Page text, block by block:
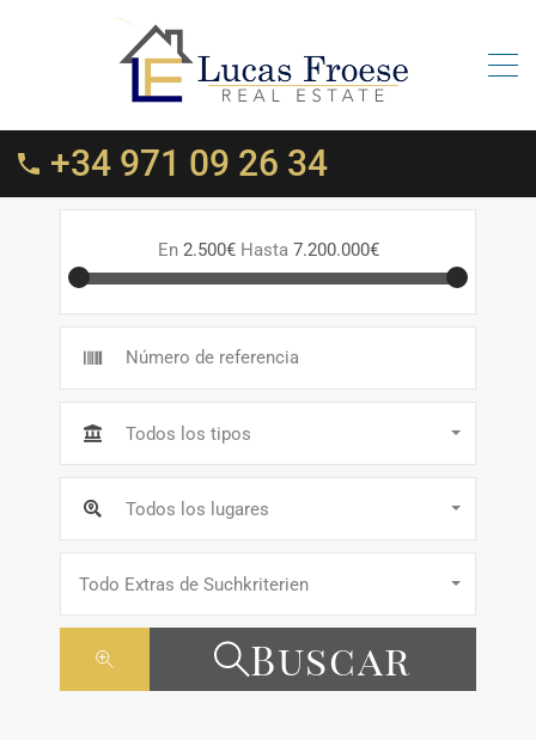
+34 971 09 26 34
En 2.500€ Hasta 7.200.000€
Todos los tipos
Todos los lugares
Todo Extras de Suchkriterien
Buscar